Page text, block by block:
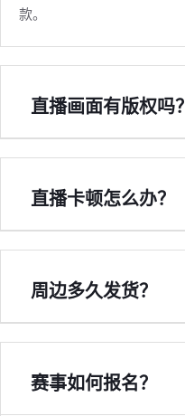
款。
直播画面有版权吗？
直播卡顿怎么办？
周边多久发货？
赛事如何报名？